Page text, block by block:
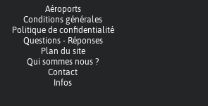
Aéroports
Conditions générales
Politique de confidentialité
Questions - Réponses
Plan du site
Qui sommes nous ?
Contact
Infos